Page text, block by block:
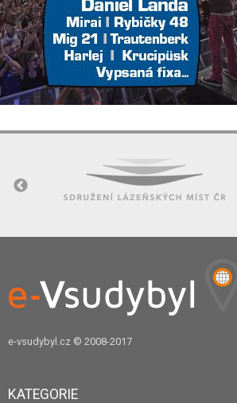
e-vsudybyl.cz © 2008-2017
KATEGORIE